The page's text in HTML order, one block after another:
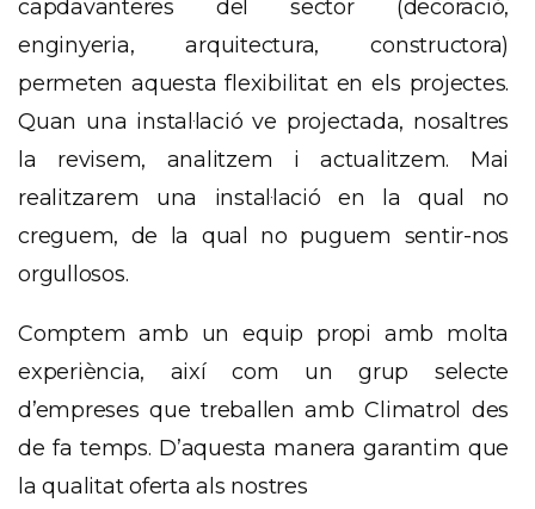
capdavanteres del sector (decoració,
enginyeria, arquitectura, constructora)
permeten aquesta flexibilitat en els projectes.
Quan una instal·lació ve projectada, nosaltres
la revisem, analitzem i actualitzem. Mai
realitzarem una instal·lació en la qual no
creguem, de la qual no puguem sentir-nos
orgullosos.
Comptem amb un equip propi amb molta
experiència, així com un grup selecte
d’empreses que treballen ambClimatrol des
de fa temps. D’aquesta manera garantim que
la qualitat oferta als nostres